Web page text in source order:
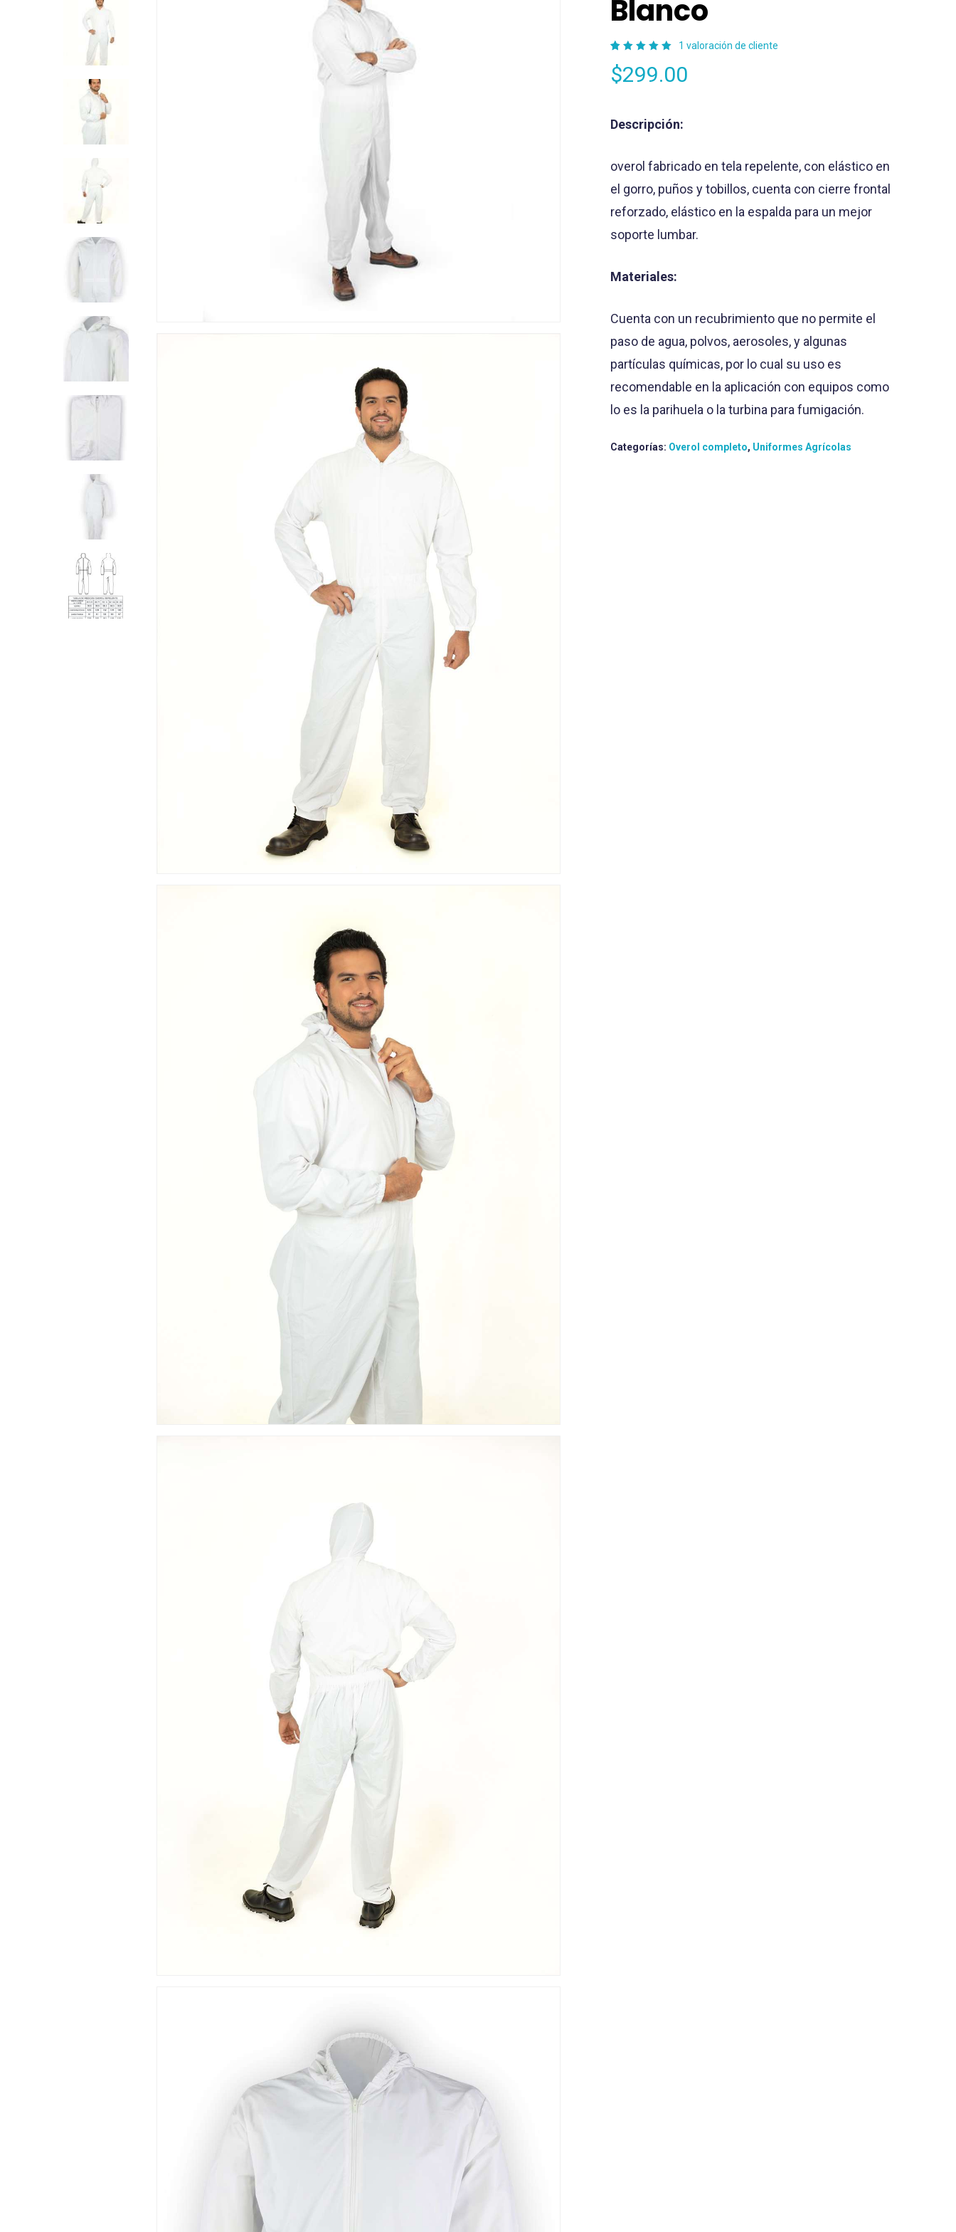
Blanco
con5.00
de 5 en
1 valoración de cliente
$299.00
Descripción:
overol fabricado en tela repelente, con elástico en
el gorro, puños y tobillos, cuenta con cierre frontal
reforzado, elástico en la espalda para un mejor
soporte lumbar.
Materiales:
Cuenta con un recubrimiento que no permite el
paso de agua, polvos, aerosoles, y algunas
partículas químicas, por lo cual su uso es
recomendable en la aplicación con equipos como
lo es la parihuela o la turbina para fumigación.
Categorías: Overol completo, Uniformes Agrícolas